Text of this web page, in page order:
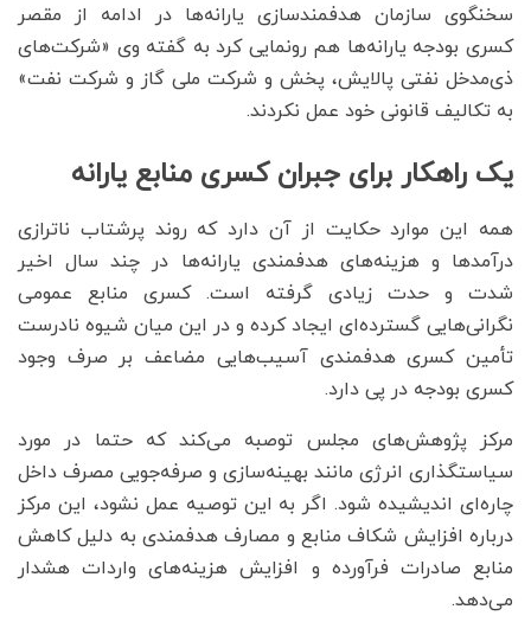
سخنگوی سازمان هدفمندسازی یارانه‌ها در ادامه از مقصر
کسری بودجه یارانه‌ها هم رونمایی کرد به گفته وی «شرکت‌های
ذی‌مدخل نفتی پالایش، پخش و شرکت ملی گاز و شرکت نفت»
به تکالیف قانونی خود عمل نکردند.
یک راهکار برای جبران کسری منابع یارانه
همه این موارد حکایت از آن دارد که روند پرشتاب ناترازی
درآمدها و هزینه‌های هدفمندی یارانه‌ها در چند سال اخیر
شدت و حدت زیادی گرفته است. کسری منابع عمومی
نگرانی‌هایی گسترده‌ای ایجاد کرده و در این میان شیوه نادرست
تأمین کسری هدفمندی آسیب‌هایی مضاعف بر صرف وجود
کسری بودجه در پی دارد.
مرکز پژوهش‌های مجلس توصبه می‌کند که حتما در مورد
سیاستگذاری انرژی مانند بهینه‌سازی و صرفه‌جویی مصرف داخل
چاره‌ای اندیشیده شود. اگر به این توصیه عمل نشود، این مرکز
درباره افزایش شکاف منابع و مصارف هدفمندی به دلیل کاهش
منابع صادرات فرآورده و افزایش هزینه‌های واردات هشدار
می‌دهد.